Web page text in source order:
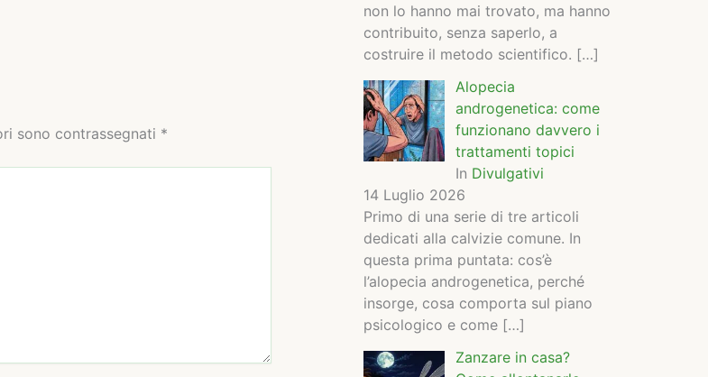
sono contrassegnati *
non lo hanno mai trovato, ma hanno
contribuito, senza saperlo, a
costruire il metodo scientifico. […]
Alopecia
androgenetica: come
funzionano davvero i
trattamenti topici
In Divulgativi
14 Luglio 2026
Primo di una serie di tre articoli
dedicati alla calvizie comune. In
questa prima puntata: cos’è
l’alopecia androgenetica, perché
insorge, cosa comporta sul piano
psicologico e come […]
Zanzare in casa?